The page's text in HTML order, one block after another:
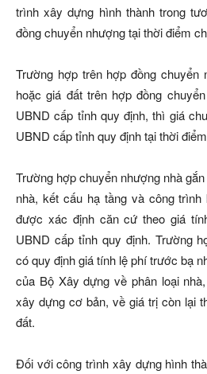
trình xây dựng hình thành trong
đồng chuyển nhượng tại thời điểm
Trường hợp trên hợp đồng chuyển
hoặc giá đất trên hợp đồng
UBND cấp tỉnh quy định, thì giá
UBND cấp tỉnh quy định tại thời
Trường hợp chuyển nhượng nhà
nhà, kết cấu hạ tầng và công
được xác định căn cứ theo giá
UBND cấp tỉnh quy định. Trường
có quy định giá tính lệ phí trước bạ
của Bộ Xây dựng về phân loại
xây dựng cơ bản, về giá trị còn lại
đất.
Đối với công trình xây dựng hình